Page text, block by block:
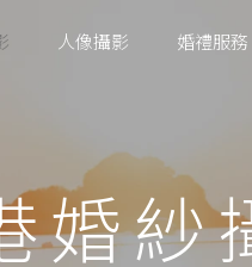
香港婚紗攝影套餐
首爾攝影工作室
首爾婚紗攝影套餐
濟州攝影工作室
人像攝影 婚禮服務
婚紗